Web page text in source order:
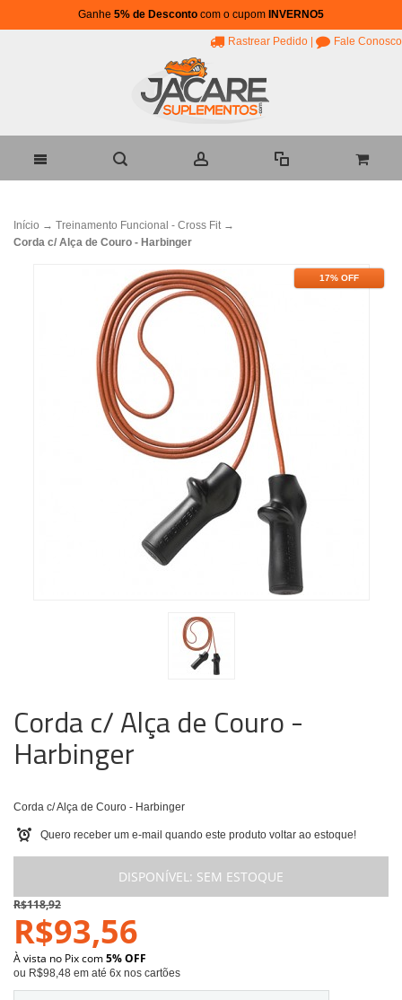
Ganhe 5% de Desconto com o cupom INVERNO5
Rastrear Pedido Fale Conosco
Início → Treinamento Funcional - Cross Fit →
Corda c/ Alça de Couro - Harbinger
17% OFF
Corda c/ Alça de Couro -
Harbinger
Corda c/ Alça de Couro - Harbinger
Quero receber um e-mail quando este produto voltar ao estoque!
DISPONÍVEL: SEM ESTOQUE
R$118,92
R$93,56
À vista no Pix com5% OFF
ou R$98,48 em até 6x nos cartões